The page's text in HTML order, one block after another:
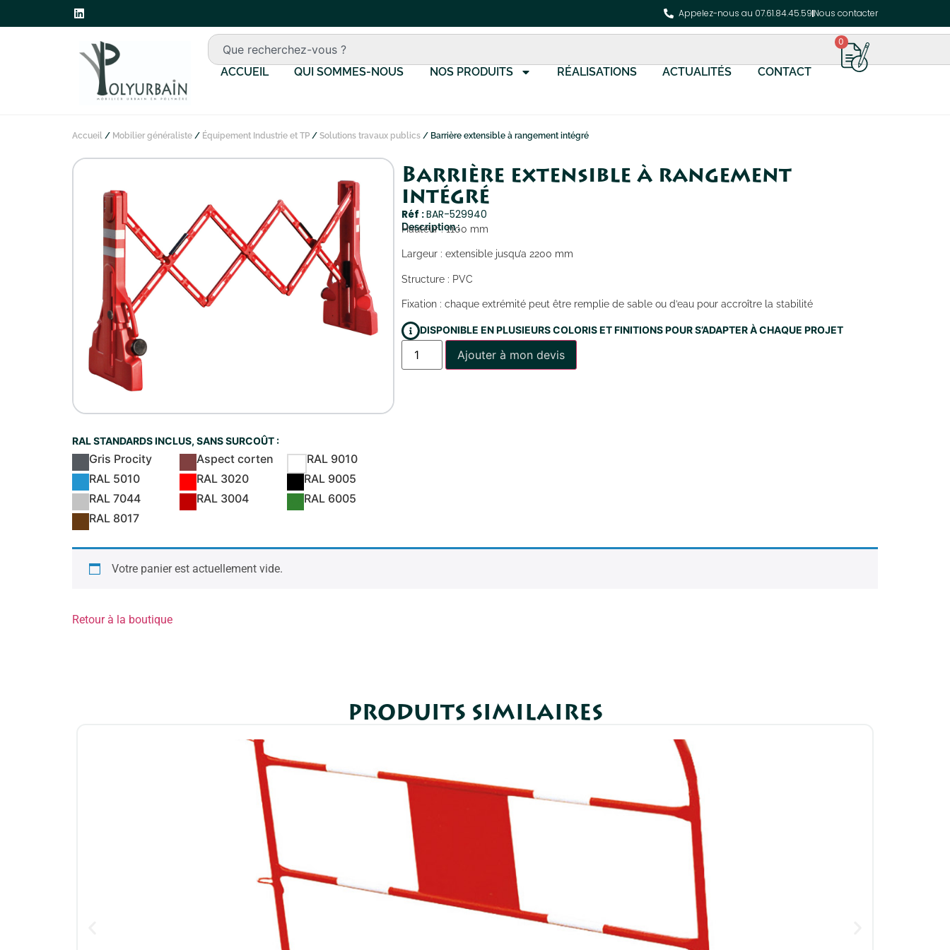
Appelez-nous au 07.61.84.45.59 Nous contacter
ACCUEIL QUI SOMMES-NOUS NOS PRODUITS RÉALISATIONS ACTUALITÉS CONTACT
0
Accueil / Mobilier généraliste / Équipement Industrie et TP / Solutions travaux publics / Barrière extensible à rangement intégré
RAL STANDARDS INCLUS, SANS SURCOÛT :
Gris Procity Aspect corten
RAL 9010
RAL 5010
RAL 3020
RAL 9005
RAL 7044
RAL 3004
RAL 6005
RAL 8017
Barrière extensible à rangement
intégré
Réf :BAR-529940
Description :
Hauteur : 1100 mm
Largeur : extensible jusqu’a 2200 mm
Structure : PVC
Fixation : chaque extrémité peut être remplie de sable ou d’eau pour accroître la stabilité
DISPONIBLE EN PLUSIEURS COLORIS ET FINITIONS POUR S’ADAPTER À CHAQUE PROJET
Ajouter à mon devis
Votre panier est actuellement vide.
Retour à la boutique
PRODUITS SIMILAIRES